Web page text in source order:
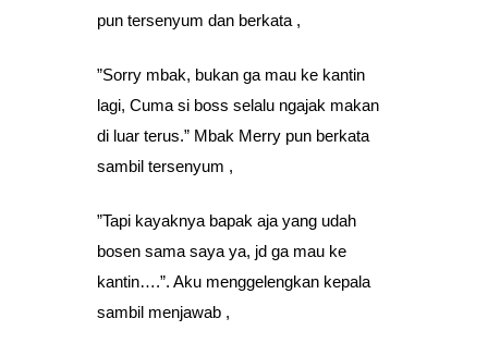
pun tersenyum dan berkata ,
”Sorry mbak, bukan ga mau ke kantin
lagi, Cuma si boss selalu ngajak makan
di luar terus.” Mbak Merry pun berkata
sambil tersenyum ,
”Tapi kayaknya bapak aja yang udah
bosen sama saya ya, jd ga mau ke
kantin….”. Aku menggelengkan kepala
sambil menjawab ,